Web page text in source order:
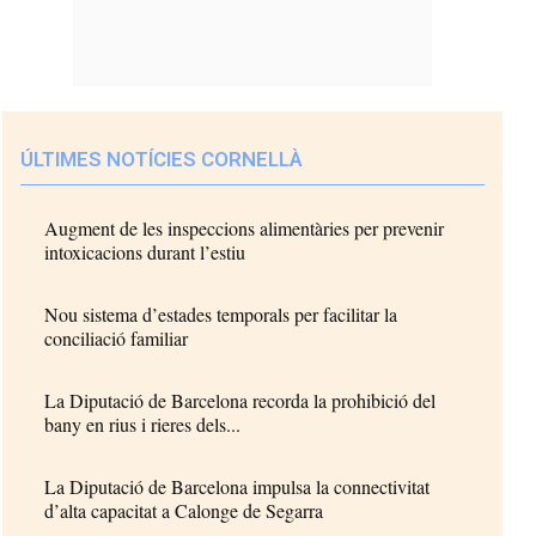
ÚLTIMES NOTÍCIES CORNELLÀ
Augment de les inspeccions alimentàries per prevenir
intoxicacions durant l’estiu
Nou sistema d’estades temporals per facilitar la
conciliació familiar
La Diputació de Barcelona recorda la prohibició del
bany en rius i rieres dels...
La Diputació de Barcelona impulsa la connectivitat
d’alta capacitat a Calonge de Segarra